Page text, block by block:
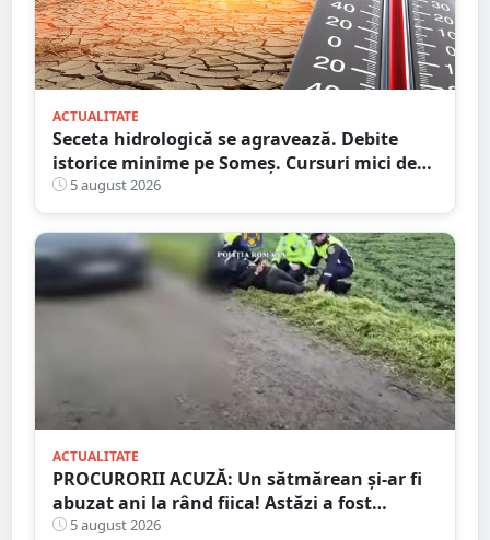
ACTUALITATE
Seceta hidrologică se agravează. Debite
istorice minime pe Someș. Cursuri mici de
ape au secat
5 august 2026
ACTUALITATE
PROCURORII ACUZĂ: Un sătmărean și-ar fi
abuzat ani la rând fiica! Astăzi a fost
arestat!
5 august 2026